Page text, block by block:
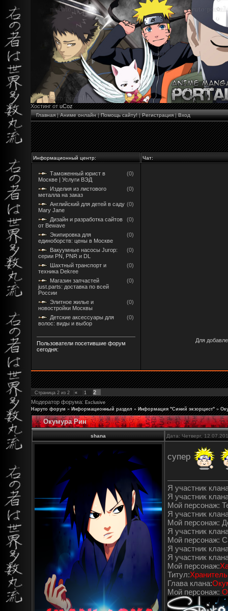
Хостинг отuCoz
Главная|Аниме онлайн|Помощь сайту!|Регистрация|Вход
Информационный центр: Чат:
Таможенный юрист в
Москве | Услуги ВЭД
(0)
Изделия из листового
металла на заказ
(0)
Английский для детей в саду
Mary Jane
(0)
Дизайн и разработка сайтов
от Bewave
(0)
Экипировка для
единоборств: цены в Москве
(0)
Вакуумные насосы Jurop:
серии PN, PNR и DL
(0)
Шахтный транспорт и
техника Dekree
(0)
Магазин запчастей
just.parts: доставка по всей
России
(0)
Элитное жилье и
новостройки Москвы
(0)
Детские аксессуары для
волос: виды и выбор
(0)
Пользователи посетившие форум
сегодня:
Для
Страница 2 из 2 « 1
2
Модератор форума:Exclusive
Наруто форум » Информационный раздел » Информация "Синий экзорцист" »
Окумура Рин
shana Дата: Четверг,
супер
Я участник
Я участник
Мой персонаж:
Я участник
Мой персонаж:
Я участник
Мой персонаж:
Я участник
Я участник
Мой персонаж:
Титул:
Глава клана:
Мой персонаж: